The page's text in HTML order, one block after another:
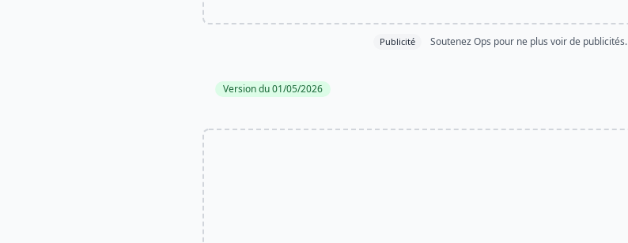
Publicité Soutenez Ops pour ne plus voir de publicités.
Version du 01/05/2026